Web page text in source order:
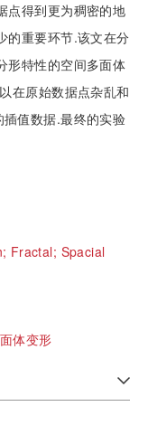
点得到更为稠密的地
的重要环节.该文在分
形特性的空间多面体
在原始数据点杂乱和
值数据.最终的实验
Fractal; Spacial
体变形